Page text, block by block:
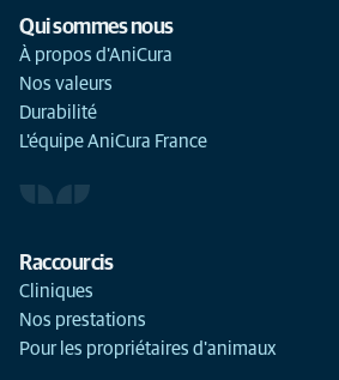
Qui sommes nous
À propos d'AniCura
Nos valeurs
Durabilité
L'équipe AniCura France
Raccourcis
Cliniques
Nos prestations
Pour les propriétaires d'animaux